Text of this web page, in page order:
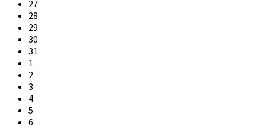
27
28
29
30
31
1
2
3
4
5
6